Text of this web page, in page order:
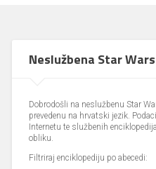
Neslužbena Star
Dobrodošli na neslužbenu Star
prevedenu na hrvatski jezik.
Internetu te službenih
obliku.
Filtriraj enciklopediju po abecedi: